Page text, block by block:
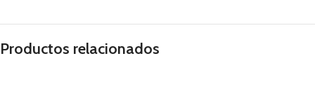
Productos relacionados